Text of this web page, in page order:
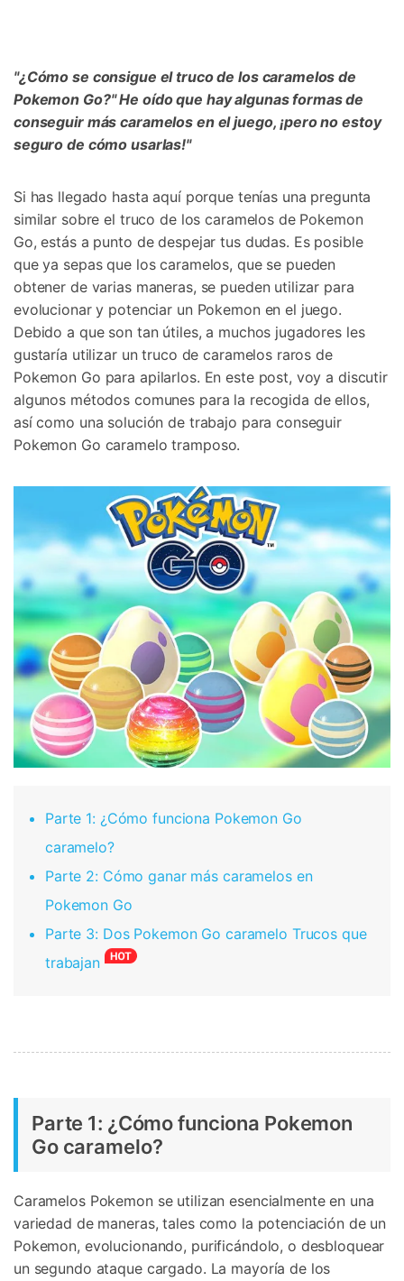
Protección del Móvil
Encuentra Más Soluciones
"¿Cómo se consigue el truco de los caramelos de
Pokemon Go?" He oído que hay algunas formas de
conseguir más caramelos en el juego, ¡pero no estoy
seguro de cómo usarlas!"
Si has llegado hasta aquí porque tenías una pregunta
similar sobre el truco de los caramelos de Pokemon
Go, estás a punto de despejar tus dudas. Es posible
que ya sepas que los caramelos, que se pueden
obtener de varias maneras, se pueden utilizar para
evolucionar y potenciar un Pokemon en el juego.
Debido a que son tan útiles, a muchos jugadores les
gustaría utilizar un truco de caramelos raros de
Pokemon Go para apilarlos. En este post, voy a discutir
algunos métodos comunes para la recogida de ellos,
así como una solución de trabajo para conseguir
Pokemon Go caramelo tramposo.
Parte 1: ¿Cómo funciona Pokemon Go
caramelo?
Parte 2: Cómo ganar más caramelos en
Pokemon Go
Parte 3: Dos Pokemon Go caramelo Trucos que
trabajan
Parte 1: ¿Cómo funciona Pokemon
Go caramelo?
Caramelos Pokemon se utilizan esencialmente en una
variedad de maneras, tales como la potenciación de un
Pokemon, evolucionando, purificándolo, o desbloquear
un segundo ataque cargado. La mayoría de los